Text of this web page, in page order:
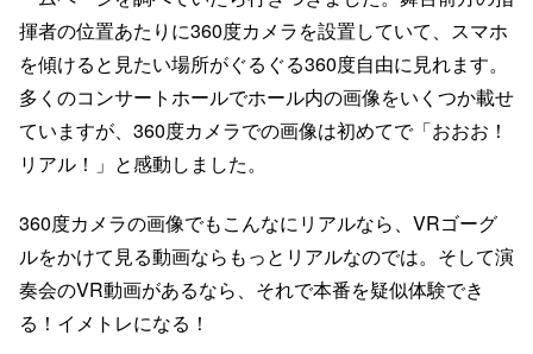
揮者の位置あたりに360度カメラを設置していて、スマホ
を傾けると見たい場所がぐるぐる360度自由に見れます。
多くのコンサートホールでホール内の画像をいくつか載せ
ていますが、360度カメラでの画像は初めてで「おおお！
リアル！」と感動しました。
360度カメラの画像でもこんなにリアルなら、VRゴーグ
ルをかけて見る動画ならもっとリアルなのでは。そして演
奏会のVR動画があるなら、それで本番を疑似体験でき
る！イメトレになる！